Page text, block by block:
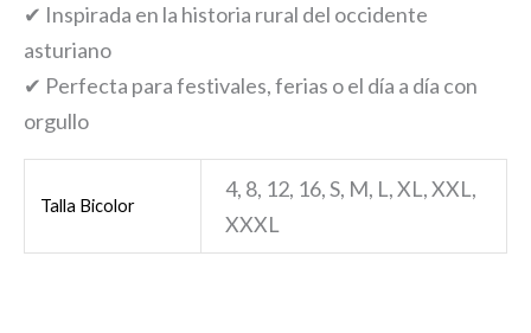
✔ Inspirada en la historia rural del occidente
asturiano
✔ Perfecta para festivales, ferias o el día a día con
orgullo
Talla Bicolor
4, 8, 12, 16, S, M, L, XL, XXL,
XXXL